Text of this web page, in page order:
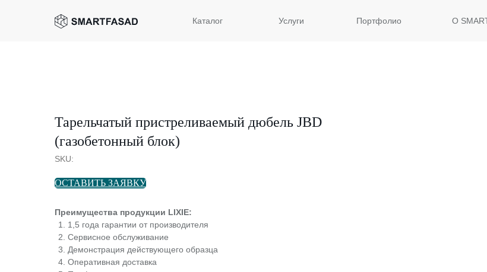
Услуги Портфолио О
Каталог
Тарельчатый пристреливаемый дюбель JBD
(газобетонный блок)
SKU:
ОСТАВИТЬ ЗАЯВКУ
Преимущества продукции LIXIE:
1,5 года гарантии от производителя
Сервисное обслуживание
Демонстрация действующего образца
Оперативная доставка